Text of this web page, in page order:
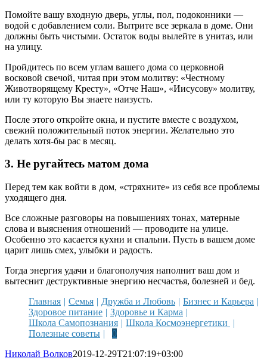
Помойте вашу входную дверь, углы, пол, подоконники —
водой с добавлением соли. Вытрите все зеркала в доме. Они
должны быть чистыми. Остаток воды вылейте в унитаз, или
на улицу.
Пройдитесь по всем углам вашего дома со церковной
восковой свечой, читая при этом молитву: «Честному
Животворящему Кресту», «Отче Наш», «Иисусову» молитву,
или ту которую Вы знаете наизусть.
После этого откройте окна, и пустите вместе с воздухом,
свежий положительный поток энергии. Желательно это
делать хотя-бы рас в месяц.
3. Не ругайтесь матом дома
Перед тем как войти в дом, «стряхните» из себя все проблемы
уходящего дня.
Все сложные разговоры на повышениях тонах, матерные
слова и выяснения отношений — проводите на улице.
Особенно это касается кухни и спальни. Пусть в вашем доме
царит лишь смех, улыбки и радость.
Тогда энергия удачи и благополучия наполнит ваш дом и
вытеснит деструктивные энергию несчастья, болезней и бед.
Главная
Семья Дружба и Любовь
Бизнес и Карьера
Здоровое питание
Здоровье и Карма
Школа Самопознания
Школа Космоэнергетики
Полезные советы
0
Николай Волков2019-12-29T21:07:19+03:00